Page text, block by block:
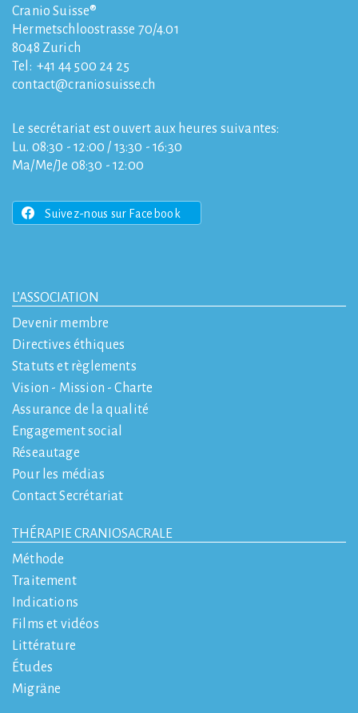
Cranio Suisse®
Hermetschloostrasse 70/4.01
8048 Zurich
Tel: +41 44 500 24 25
contact
craniosuisse.ch
Le secrétariat est ouvert aux heures suivantes:
Lu. 08:30 - 12:00 / 13:30 - 16:30
Ma/Me/Je 08:30 - 12:00
Suivez-nous sur Facebook
L’ASSOCIATION
Devenir membre
Directives éthiques
Statuts et règlements
Vision - Mission - Charte
Assurance de la qualité
Engagement social
Réseautage
Pour les médias
Contact Secrétariat
THÉRAPIE CRANIOSACRALE
Méthode
Traitement
Indications
Films et vidéos
Littérature
Études
Migräne